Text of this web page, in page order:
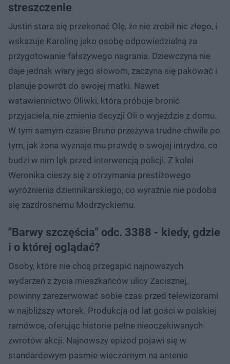
streszczenie
Justin stara się przekonać Olę, że nie zrobił nic złego, i
wskazuje Karolinę jako osobę odpowiedzialną za
przygotowanie fałszywego nagrania. Dziewczyna nie
daje jednak wiary jego słowom, zaczyna się pakować i
planuje powrót do swojej matki. Nawet
wstawiennictwo Oliwki, która próbuje bronić
przyjaciela, nie zmienia decyzji Oli o wyjeździe z domu.
W tym samym czasie Bruno przeżywa trudne chwile po
tym, jak żona wyznaje mu prawdę o swojej intrydze, co
budzi w nim lęk przed interwencją policji. Z kolei
Weronika cieszy się z otrzymania prestiżowego
wyróżnienia dziennikarskiego, co wyraźnie nie podoba
się zazdrosnemu Modrzyckiemu.
"Barwy szczęścia" odc. 3388 - kiedy, gdzie
i o której oglądać?
Osoby, które nie chcą przegapić najnowszych
wydarzeń z życia mieszkańców ulicy Zacisznej,
powinny zarezerwować sobie czas przed telewizorami
w najbliższy wtorek. Produkcja od lat gości w polskiej
ramówce, oferując historie pełne nieoczekiwanych
zwrotów akcji. Najnowszy epizod pojawi się w
standardowym pasmie wieczornym na antenie